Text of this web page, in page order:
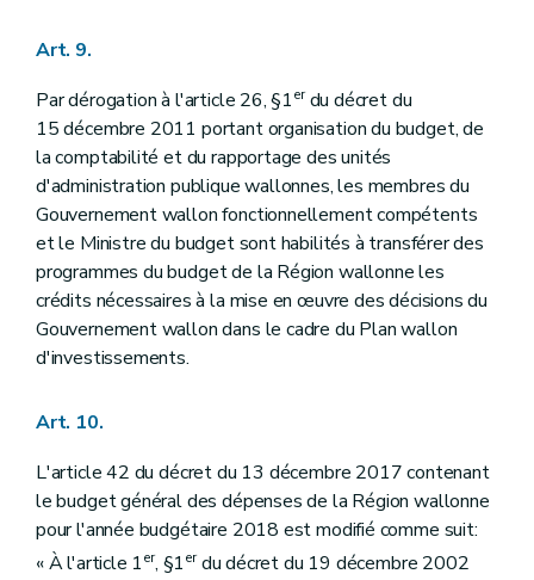
Art. 9.
Par dérogation à l'article 26, §1erdu décret du
15 décembre 2011 portant organisation du budget, de
la comptabilité et du rapportage des unités
d'administration publique wallonnes, les membres du
Gouvernement wallon fonctionnellement compétents
et le Ministre du budget sont habilités à transférer des
programmes du budget de la Région wallonne les
crédits nécessaires à la mise en œuvre des décisions du
Gouvernement wallon dans le cadre du Plan wallon
d'investissements.
Art. 10.
L'article 42 du décret du 13 décembre 2017 contenant
le budget général des dépenses de la Région wallonne
pour l'année budgétaire 2018 est modifié comme suit:
« À l'article 1er, §1erdu décret du 19 décembre 2002